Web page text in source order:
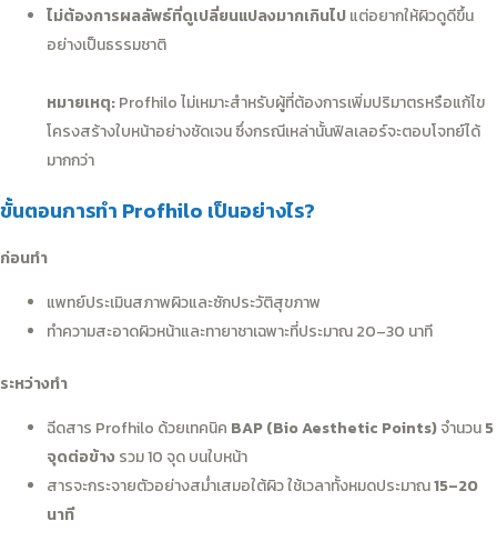
ไม่ต้องการผลลัพธ์ที่ดูเปลี่ยนแปลงมากเกินไปแต่อยากให้ผิวดูดีขึ้น
อย่างเป็นธรรมชาติ
หมายเหตุ:Profhilo ไม่เหมาะสำหรับผู้ที่ต้องการเพิ่มปริมาตรหรือแก้ไข
โครงสร้างใบหน้าอย่างชัดเจน ซึ่งกรณีเหล่านั้นฟิลเลอร์จะตอบโจทย์ได้
มากกว่า
ขั้นตอนการทำ Profhilo เป็นอย่างไร?
ก่อนทำ
แพทย์ประเมินสภาพผิวและซักประวัติสุขภาพ
ทำความสะอาดผิวหน้าและทายาชาเฉพาะที่ประมาณ 20–30 นาที
ระหว่างทำ
ฉีดสาร Profhilo ด้วยเทคนิค BAP (Bio Aesthetic Points)จำนวน5
จุดต่อข้างรวม 10 จุด บนใบหน้า
สารจะกระจายตัวอย่างสม่ำเสมอใต้ผิว ใช้เวลาทั้งหมดประมาณ15–20
นาที